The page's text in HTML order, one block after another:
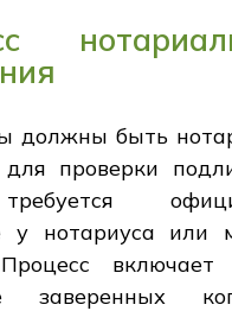
должны быть
проверки
у нотариуса или
заверенных